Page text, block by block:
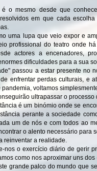
o mesmo desde que
em que cada
uma lupa que veio expor e
profissional do teatro onde
actores a encenadores,
dificuldades para a sua
passou a estar presente no
enfrentar perdas culturais, e
voltamos
ultrapassar o
é um binómio onde se
perante a sociedade
um de nós e com todos ao
o alento necessário para
reinventar a realidade.
nos o exercício diário de gerir
como nos aproximar uns
grande palco do mundo que